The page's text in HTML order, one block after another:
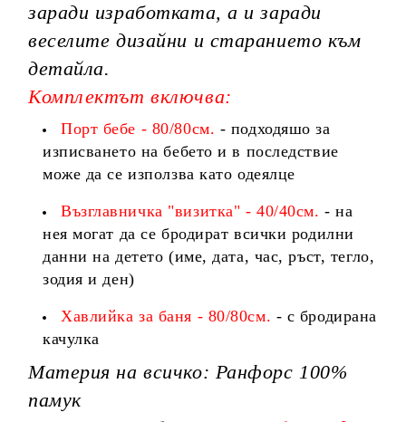
заради изработката, а и заради
веселите дизайни и старанието към
детайла.
Комплектът включва:
Порт бебе - 80/80см. - подходяшо за
изписването на бебето и в последствие
може да се използва като одеялце
Възглавничка "визитка" - 40/40см. - на
нея могат да се бродират всички родилни
данни на детето (име, дата, час, ръст, тегло,
зодия и ден)
Хавлийка за баня - 80/80см. - с бродирана
качулка
Материя на всичко: Ранфорс 100%
памук